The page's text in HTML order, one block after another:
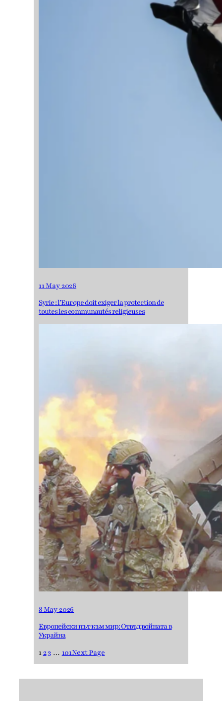
11 May 2026
Syrie : l’Europe doit exiger la protection de
toutes les communautés religieuses
8 May 2026
Европейски път към мир: Отвъд войната в
Украйна
123 … 101Next Page